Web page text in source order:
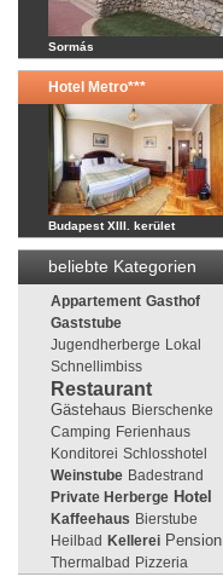
Sormás
Hotel Metro***
Budapest XIII. kerület
beliebte Kategorien
Appartement Gasthof
Gaststube
Jugendherberge Lokal
Schnellimbiss
Restaurant
Gästehaus Bierschenke
Camping Ferienhaus
Konditorei Schlosshotel
Weinstube Badestrand
Private Herberge Hotel
Kaffeehaus Bierstube
Heilbad Kellerei Pension
Thermalbad Pizzeria